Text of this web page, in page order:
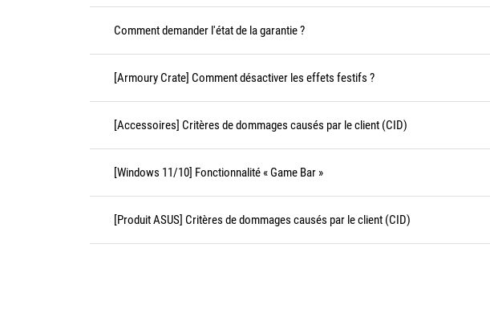
Comment demander l'état de la garantie ?
[Armoury Crate] Comment désactiver les effets festifs ?
[Accessoires] Critères de dommages causés par le client (CID)
[Windows 11/10] Fonctionnalité « Game Bar »
[Produit ASUS] Critères de dommages causés par le client (CID)